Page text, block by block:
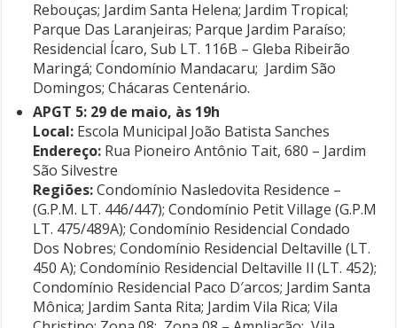
Rebouças; Jardim Santa Helena; Jardim Tropical;
Parque Das Laranjeiras; Parque Jardim Paraíso;
Residencial Ícaro, Sub LT. 116B – Gleba Ribeirão
Maringá; Condomínio Mandacaru; Jardim São
Domingos; Chácaras Centenário.
APGT 5: 29 de maio, às 19h
Local: Escola Municipal João Batista Sanches
Endereço: Rua Pioneiro Antônio Tait, 680 – Jardim
São Silvestre
Regiões:Condomínio Nasledovita Residence –
(G.P.M. LT. 446/447); Condomínio Petit Village (G.P.M
LT. 475/489A); Condomínio Residencial Condado
Dos Nobres; Condomínio Residencial Deltaville (LT.
450 A); Condomínio Residencial Deltaville Il (LT. 452);
Condomínio Residencial Paco D′arcos; Jardim Santa
Mônica; Jardim Santa Rita; Jardim Vila Rica; Vila